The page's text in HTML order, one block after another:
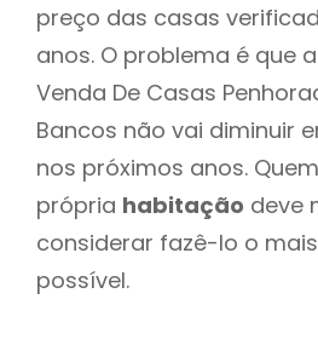
preço das casas
anos. O problema é que
Venda De Casas
Bancos não vai diminuir
nos próximos anos.
própria habitação deve
considerar fazê-lo o
possível.